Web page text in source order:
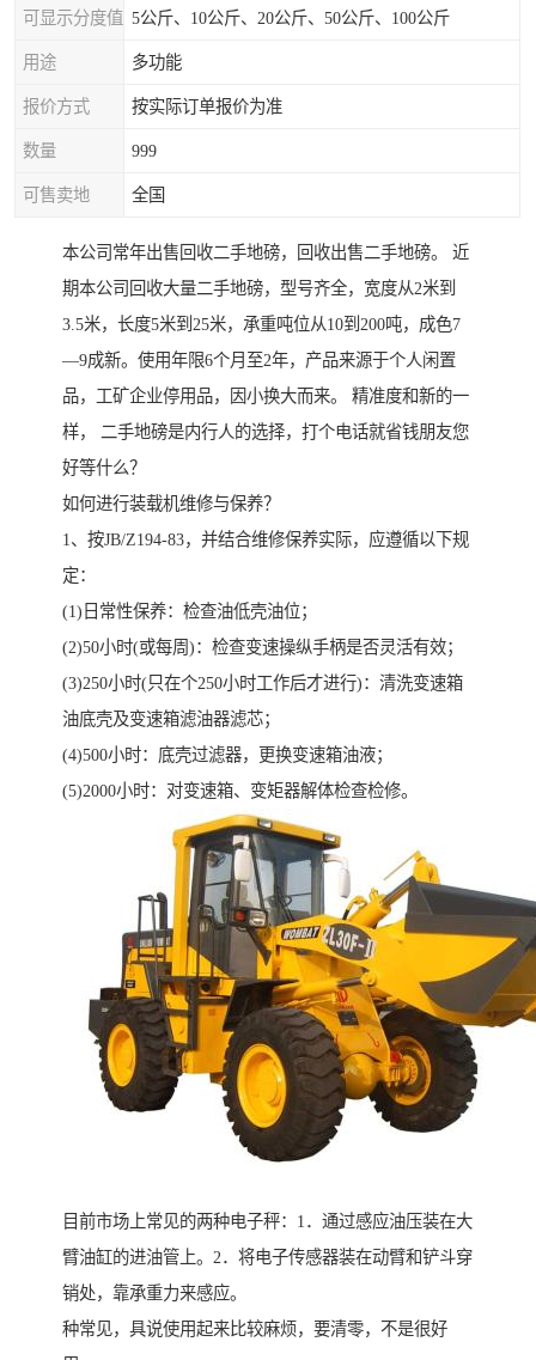
可显示分度值 5公斤、10公斤、20公斤、50公斤、100公斤
用途 多功能
报价方式 按实际订单报价为准
数量 999
可售卖地 全国
本公司常年出售回收二手地磅，回收出售二手地磅。 近
期本公司回收大量二手地磅，型号齐全，宽度从2米到
3.5米，长度5米到25米，承重吨位从10到200吨，成色7
—9成新。使用年限6个月至2年，产品来源于个人闲置
品，工矿企业停用品，因小换大而来。 精准度和新的一
样， 二手地磅是内行人的选择，打个电话就省钱朋友您
好等什么？
如何进行装载机维修与保养？
1、按JB/Z194-83，并结合维修保养实际，应遵循以下规
定：
(1)日常性保养：检查油低壳油位；
(2)50小时(或每周)：检查变速操纵手柄是否灵活有效；
(3)250小时(只在个250小时工作后才进行)：清洗变速箱
油底壳及变速箱滤油器滤芯；
(4)500小时：底壳过滤器，更换变速箱油液；
(5)2000小时：对变速箱、变矩器解体检查检修。
目前市场上常见的两种电子秤：1．通过感应油压装在大
臂油缸的进油管上。2．将电子传感器装在动臂和铲斗穿
销处，靠承重力来感应。
种常见，具说使用起来比较麻烦，要清零，不是很好